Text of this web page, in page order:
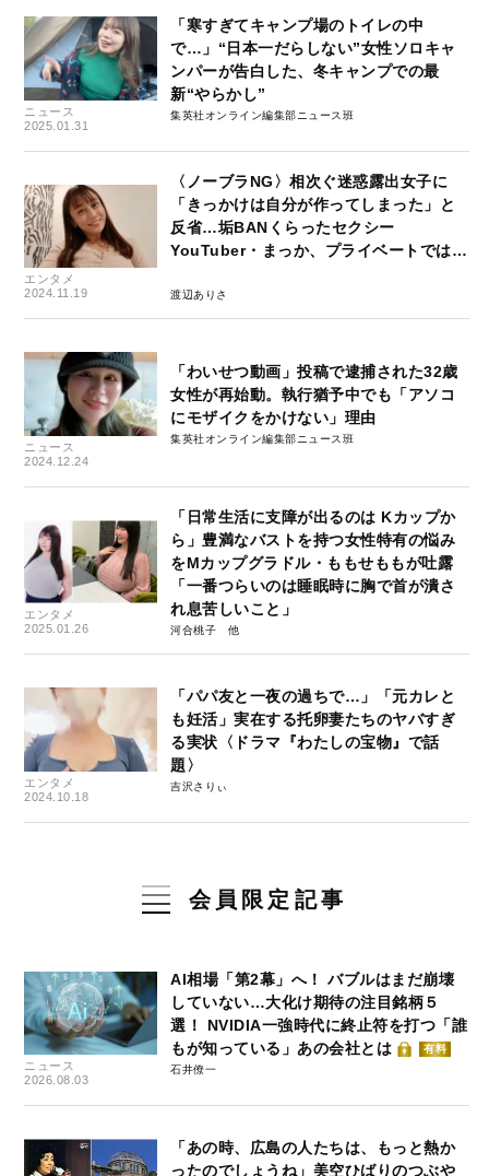
ニュース
2025.01.31
「寒すぎてキャンプ場のトイレの中
で…」“日本一だらしない”女性ソロキャ
ンパーが告白した、冬キャンプでの最
新“やらかし”
集英社オンライン編集部ニュース班
エンタメ
2024.11.19
〈ノーブラNG〉相次ぐ迷惑露出女子に
「きっかけは自分が作ってしまった」と
反省…垢BANくらったセクシー
YouTuber・まっか、プライベートでは…
渡辺ありさ
ニュース
2024.12.24
「わいせつ動画」投稿で逮捕された32歳
女性が再始動。執行猶予中でも「アソコ
にモザイクをかけない」理由
集英社オンライン編集部ニュース班
エンタメ
2025.01.26
「日常生活に支障が出るのは Kカップか
ら」豊満なバストを持つ女性特有の悩み
をMカップグラドル・ももせももが吐露
「一番つらいのは睡眠時に胸で首が潰さ
れ息苦しいこと」
河合桃子
エンタメ
2024.10.18
「パパ友と一夜の過ちで…」「元カレと
も妊活」実在する托卵妻たちのヤバすぎ
る実状〈ドラマ『わたしの宝物』で話
題〉
吉沢さりぃ
会員限定記事
ニュース
2026.08.03
AI相場「第2幕」へ！ バブルはまだ崩壊
していない…大化け期待の注目銘柄５
選！ NVIDIA一強時代に終止符を打つ「誰
もが知っている」あの会社とは
有料
石井僚一
「あの時、広島の人たちは、もっと熱か
ったのでしょうね」美空ひばりのつぶや